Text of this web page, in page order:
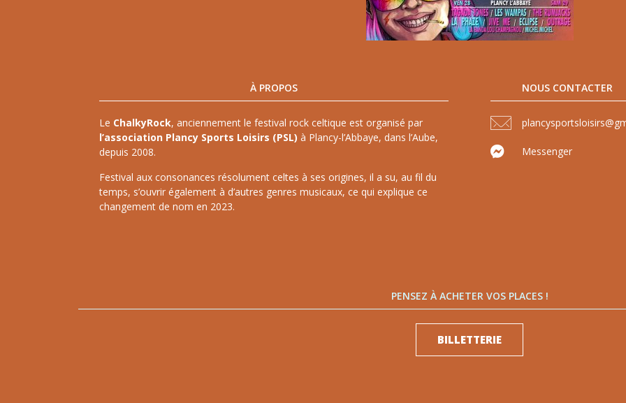
À PROPOS
Le ChalkyRock, anciennement le festival rock celtique est organisé par
l’association Plancy Sports Loisirs (PSL) à Plancy-l’Abbaye, dans l’Aube,
depuis 2008.
Festival aux consonances résolument celtes à ses origines, il a su, au fil du
temps, s’ouvrir également à d’autres genres musicaux, ce qui explique ce
changement de nom en 2023.
NOUS CONTACTER
Messenger
PENSEZ À ACHETER VOS PLACES !
BILLETTERIE